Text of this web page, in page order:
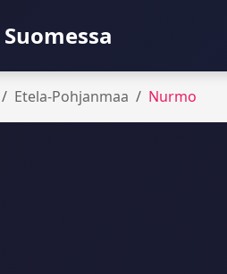
Etela-Pohjanmaa Nurmo